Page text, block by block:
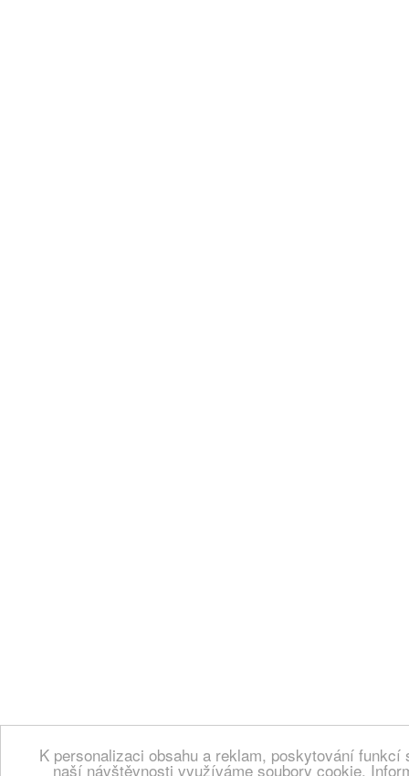
K personalizaci obsahu a reklam, poskytování
naší návštěvnosti využíváme soubory cookie.